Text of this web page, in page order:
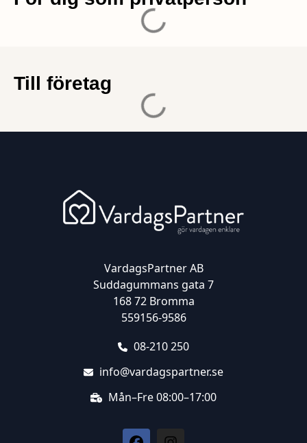
Till företag
VardagsPartner AB
Suddagummans gata 7
168 72 Bromma
559156-9586
08-210 250
info@vardagspartner.se
Mån–Fre 08:00–17:00